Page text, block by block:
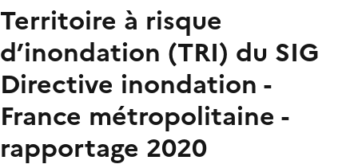
Territoire à risque
d’inondation (TRI) du SIG
Directive inondation -
France métropolitaine -
rapportage 2020